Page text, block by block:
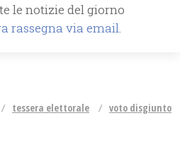
le notizie del giorno
rassegna via email.
tessera elettorale
voto disgiunto